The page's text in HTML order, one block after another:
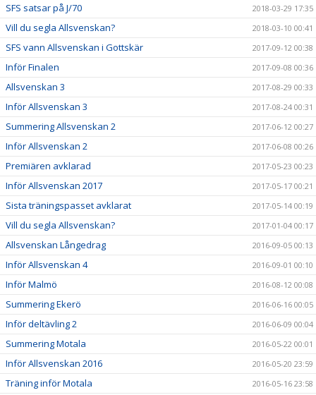
SFS satsar på J/70 2018-03-29 17:35
Vill du segla Allsvenskan? 2018-03-10 00:41
SFS vann Allsvenskan i Gottskär 2017-09-12 00:38
Inför Finalen 2017-09-08 00:36
Allsvenskan 3 2017-08-29 00:33
Inför Allsvenskan 3 2017-08-24 00:31
Summering Allsvenskan 2 2017-06-12 00:27
Inför Allsvenskan 2 2017-06-08 00:26
Premiären avklarad 2017-05-23 00:23
Inför Allsvenskan 2017 2017-05-17 00:21
Sista träningspasset avklarat 2017-05-14 00:19
Vill du segla Allsvenskan? 2017-01-04 00:17
Allsvenskan Långedrag 2016-09-05 00:13
Inför Allsvenskan 4 2016-09-01 00:10
Inför Malmö 2016-08-12 00:08
Summering Ekerö 2016-06-16 00:05
Inför deltävling 2 2016-06-09 00:04
Summering Motala 2016-05-22 00:01
Inför Allsvenskan 2016 2016-05-20 23:59
Träning inför Motala 2016-05-16 23:58